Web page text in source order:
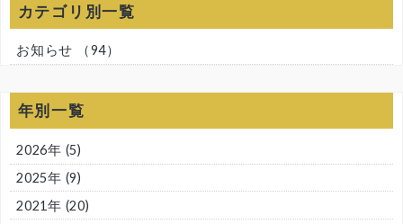
カテゴリ別一覧
お知らせ （94）
年別一覧
2026年 (5)
2025年 (9)
2021年 (20)